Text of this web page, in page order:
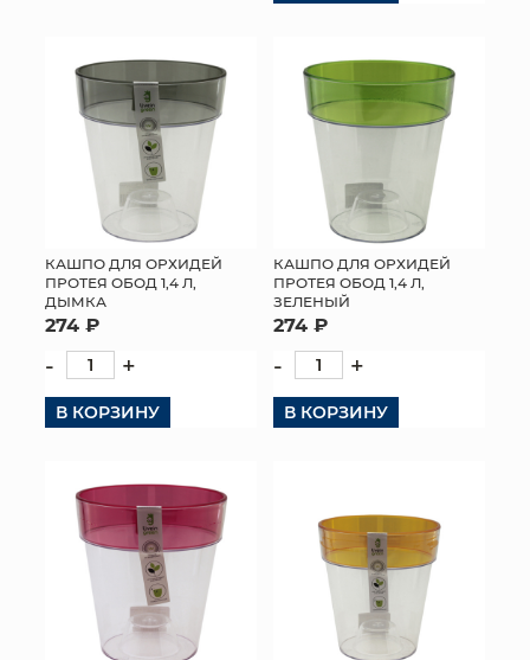
КАШПО ДЛЯ ОРХИДЕЙ
ПРОТЕЯ ОБОД 1,4 Л,
ДЫМКА
274 ₽
- +
В КОРЗИНУ
КАШПО ДЛЯ ОРХИДЕЙ
ПРОТЕЯ ОБОД 1,4 Л,
ЗЕЛЕНЫЙ
274 ₽
- +
В КОРЗИНУ